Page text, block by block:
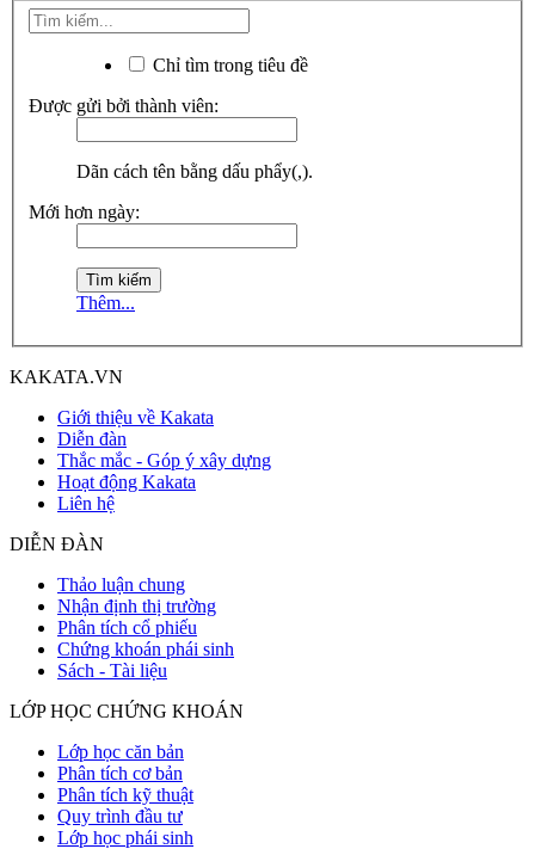
Chỉ tìm trong tiêu đề
Được gửi bởi thành viên:
Dãn cách tên bằng dấu phẩy(,).
Mới hơn ngày:
Thêm...
KAKATA.VN
Giới thiệu về Kakata
Diễn đàn
Thắc mắc - Góp ý xây dựng
Hoạt động Kakata
Liên hệ
DIỄN ĐÀN
Thảo luận chung
Nhận định thị trường
Phân tích cổ phiếu
Chứng khoán phái sinh
Sách - Tài liệu
LỚP HỌC CHỨNG KHOÁN
Lớp học căn bản
Phân tích cơ bản
Phân tích kỹ thuật
Quy trình đầu tư
Lớp học phái sinh